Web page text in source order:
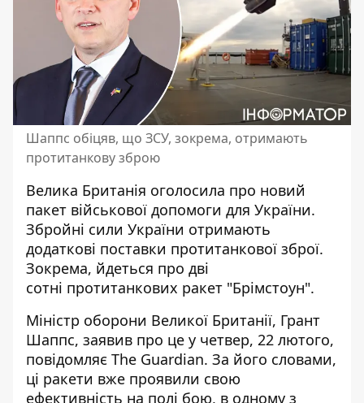
Шаппс обіцяв, що ЗСУ, зокрема, отримають
протитанкову зброю
Велика Британія оголосила про новий
пакет військової допомоги для України.
Збройні сили України отримають
додаткові поставки протитанкової зброї.
Зокрема, йдеться про дві
сотні протитанкових ракет "Брімстоун".
Міністр оборони Великої Британії, Грант
Шаппс, заявив про це у четвер, 22 лютого,
повідомляє The Guardian. За його словами,
ці ракети вже проявили свою
ефективність на полі бою, в одному з